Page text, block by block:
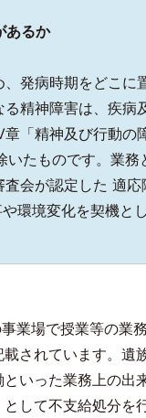
あるか
発病時期をどこに
る精神障害は、疾病
「精神及び行動の
たものです。業務
会が認定した 適
環境変化を契機と
業場で授業等の
されています。
いった業務上の
して不支給処分